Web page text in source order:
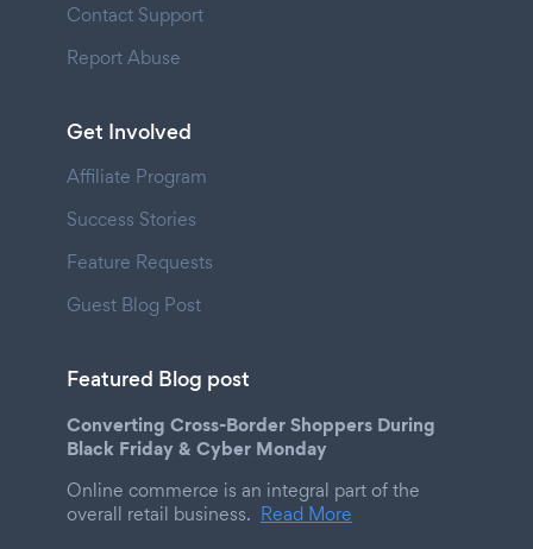
Contact Support
Report Abuse
Get Involved
Affiliate Program
Success Stories
Feature Requests
Guest Blog Post
Featured Blog post
Converting Cross-Border Shoppers During
Black Friday & Cyber Monday
Online commerce is an integral part of the
overall retail business. Read More